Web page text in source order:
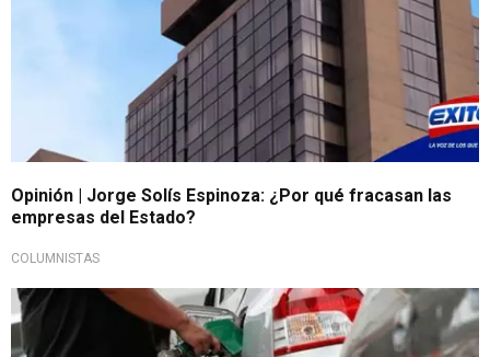
Opinión | Jorge Solís Espinoza: ¿Por qué fracasan las
empresas del Estado?
COLUMNISTAS